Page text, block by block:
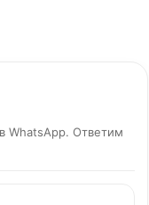
WhatsApp. Ответим